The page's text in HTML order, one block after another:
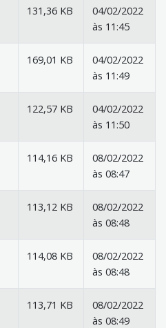
131,36 KB
04/02/2022
às 11:45
169,01 KB
04/02/2022
às 11:49
122,57 KB
04/02/2022
às 11:50
114,16 KB
08/02/2022
às 08:47
113,12 KB
08/02/2022
às 08:48
114,08 KB
08/02/2022
às 08:48
113,71 KB
08/02/2022
às 08:49